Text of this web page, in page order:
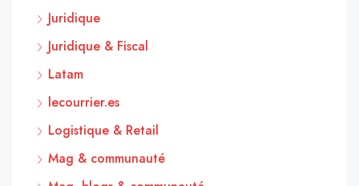
Juridique
Juridique & Fiscal
Latam
lecourrier.es
Logistique & Retail
Mag & communauté